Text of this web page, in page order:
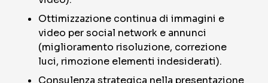
Ottimizzazione continua di immagini e
video per social network e annunci
(miglioramento risoluzione, correzione
luci, rimozione elementi indesiderati).
Consulenza strategica nella presentazione